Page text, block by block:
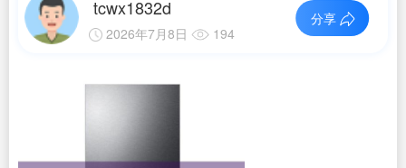
tcwx1832d
2026年7月8日 194
分享